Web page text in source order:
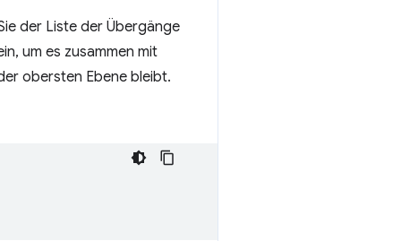
der Liste der Übergänge
um es zusammen mit
obersten Ebene bleibt.